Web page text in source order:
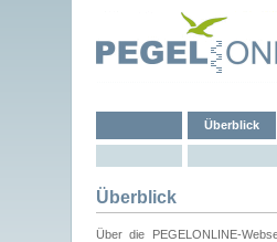
Überblick
Überblick
Über die PEGELONLINE-